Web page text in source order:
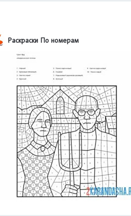
Раскраски По номерам